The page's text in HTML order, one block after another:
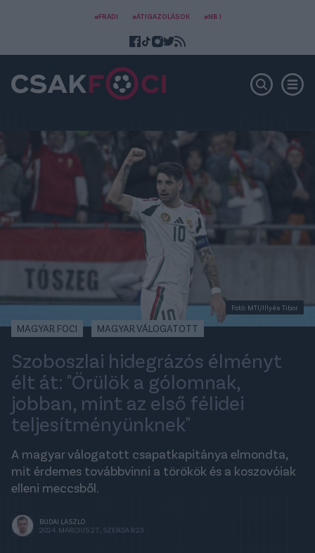
#FRADI #ÁTIGAZOLÁSOK #NB I
Fotó: MTI/Illyés Tibor
MAGYAR FOCI MAGYAR VÁLOGATOTT
Szoboszlai hidegrázós élményt
élt át: "Örülök a gólomnak,
jobban, mint az első félidei
teljesítményünknek"
A magyar válogatott csapatkapitánya elmondta,
mit érdemes továbbvinni a törökök és a koszovóiak
elleni meccsből.
BUDAI LÁSZLÓ
2024. MÁRCIUS 27., SZERDA 8:23